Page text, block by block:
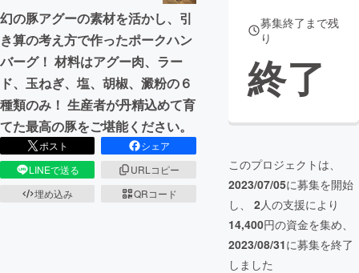
幻の豚アグーの素材を活かし、引
き算の考え方で作ったポークハン
バーグ！ 材料はアグー肉、ラー
ド、玉ねぎ、塩、胡椒、澱粉の６
種類のみ！ 生産者が丹精込めて育
てた最高の豚をご堪能ください。
ポスト
シェア
LINEで送る
URLコピー
埋め込み
QRコード
募集終了まで残
り
終了
このプロジェクトは、
2023/07/05に募集を開始
し、 2人の支援により
14,400円の資金を集め、
2023/08/31に募集を終了
しました